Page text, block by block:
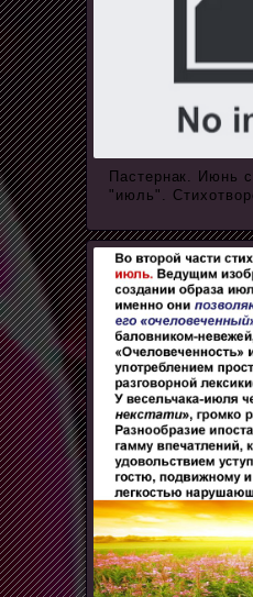
Пастернак. Июнь
"июль".